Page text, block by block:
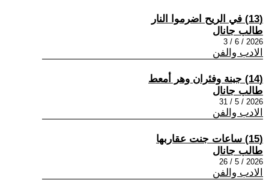
(13) في الريح اضرموا النار
طالب جانال
2026 / 6 / 3
الادب والفن
(14) جبنة وفئران وهر أمعط
طالب جانال
2026 / 5 / 31
الادب والفن
(15) ساعات جنت عقاربها
طالب جانال
2026 / 5 / 26
الادب والفن